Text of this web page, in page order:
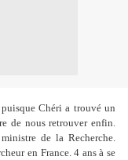
Chéri a trouvé un
de nous retrouver enfin.
de la Recherche.
en France. 4 ans à se